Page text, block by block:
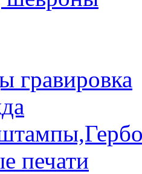
гравировка
печати